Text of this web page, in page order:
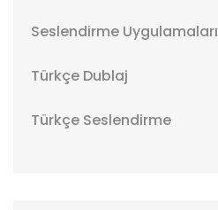
Seslendirme Uygulamaları
Türkçe Dublaj
Türkçe Seslendirme